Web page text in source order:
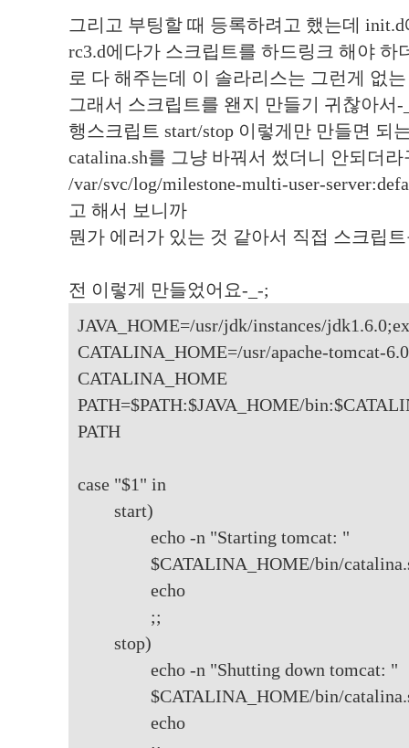
그리고 부팅할 때 등록하려고 했는데
rc3.d에다가 스크립트를 하드링크 해야 하
로 다 해주는데 이 솔라리스는 그런게 없
그래서 스크립트를 왠지 만들기 귀찮아서
행스크립트 start/stop 이렇게만 만들면 되
catalina.sh를 그냥 바꿔서 썼더니 안되더라
/var/svc/log/milestone-multi-user-
고 해서 보니까
뭔가 에러가 있는 것 같아서 직접 스크립
전 이렇게 만들었어요-_-;
JAVA_HOME=/usr/jdk/instances/
CATALINA_HOME=/usr/apache-tomcat-
CATALINA_HOME
PATH=$PATH:$JAVA_HOME/
PATH
case "$1" in
start)
echo -n "Starting tomcat: "
$CATALINA_HOME/bin/
echo
;;
stop)
echo -n "Shutting down tomcat: "
$CATALINA_HOME/bin/
echo